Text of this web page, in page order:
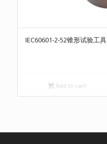
IEC60601-2-52锥形试验工具
Add to cart